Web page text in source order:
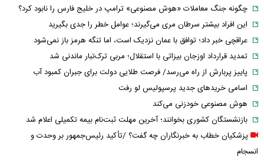
چگونه جنگ معاملات «هوش مصنوعی» ترامپ در خلیج فارس را نابود کرد؟
این افراد بیشتر سرطان مری می‌گیرند؛ عوامل خطر را جدی بگیرید
عراقچی خبر داد؛ توافق با عمان نزدیک است، اما تنگه هرمز باز نمی‌شود
تمدید قرارداد اوزجان بیزاتی با استقلال؛ مربی ترک‌تبار ماندنی شد
پاییز پربارش از راه می‌رسد/ فرصت طلایی دولت برای جبران کمبود آب
اسامی خریدهای جدید پرسپولیس لو رفت
هوش مصنوعی خودزنی می‌کند
بازنشستگان کشوری بخوانند؛ آخرین مهلت ثبت‌نام بیمه تکمیلی اعلام شد
پزشکیان خطاب به خبرنگاران چه گفت؟ /تأکید رئیس‌جمهور بر وحدت و
انسجام